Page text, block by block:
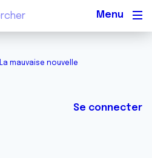
La mauvaise nouvelle
Se connecter